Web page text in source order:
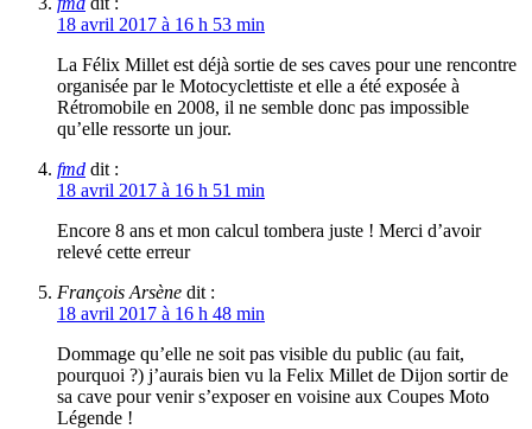
18 avril 2017 à 16 h 53 min
La Félix Millet est déjà sortie de ses caves pour une rencontre
organisée par le Motocyclettiste et elle a été exposée à
Rétromobile en 2008, il ne semble donc pas impossible
qu’elle ressorte un jour.
fmd dit :
18 avril 2017 à 16 h 51 min
Encore 8 ans et mon calcul tombera juste ! Merci d’avoir
relevé cette erreur
François Arsène dit :
18 avril 2017 à 16 h 48 min
Dommage qu’elle ne soit pas visible du public (au fait,
pourquoi ?) j’aurais bien vu la Felix Millet de Dijon sortir de
sa cave pour venir s’exposer en voisine aux Coupes Moto
Légende !